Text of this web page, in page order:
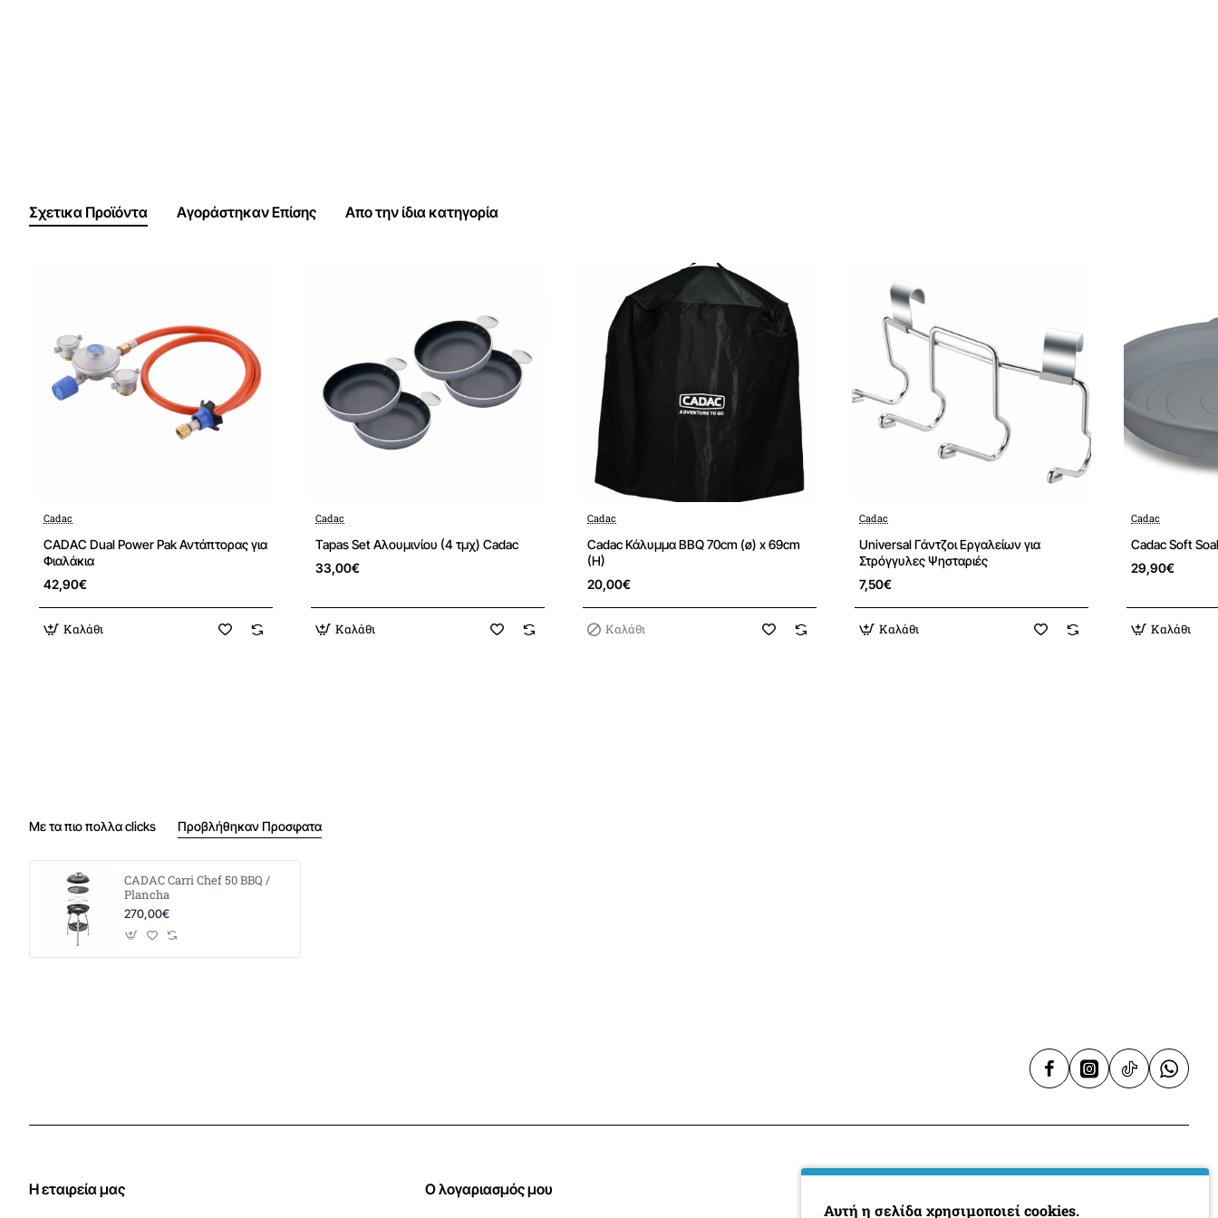
Βάθος: 70 cm
ΤΕΧΝΙΚΕΣ πληροφορίες
Βάρος κατά προσέγγιση: 10,5 kg
Συνολική απόδοση θερμότητας: 3,7 kW
Συνολική μέση κατανάλωση αερίου: 270 g / H
Μέση πίεση λειτουργίας: 28-37 mBar
Αριθμός προϊόντος: 8910-80-EF
Σχετικα Προϊόντα Αγοράστηκαν Επίσης Απο την ίδια κατηγορία
Cadac
CADAC Dual Power Pak Αντάπτορας για
Φιαλάκια
42,90€
Καλάθι
Cadac
Tapas Set Αλουμινίου (4 τμχ) Cadac
33,00€
Καλάθι
Cadac
Cadac Κάλυμμα BBQ 70cm (ø) x 69cm
(H)
20,00€
Καλάθι
Cadac
Universal Γάντζοι Εργαλείων για
Στρόγγυλες Ψησταριές
7,50€
Καλάθι
Cadac
Cadac Soft
29,90€
Καλάθι
Με τα πιο πολλα clicks Προβλήθηκαν Προσφατα
CADAC Carri Chef 50 BBQ /
Plancha
270,00€
Η εταιρεία μας Ο λογαριασμός μου
Αυτή η σελίδα χρησιμοποιεί cookies.